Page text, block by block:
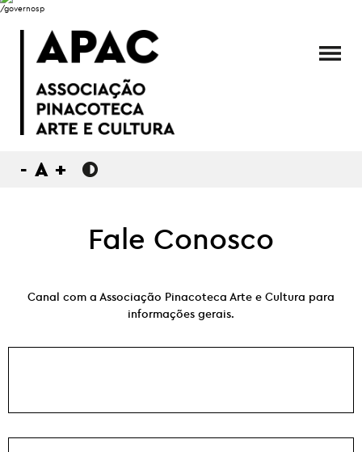
/governosp
- A +
Fale Conosco
Canal com a Associação Pinacoteca Arte e Cultura para
informações gerais.